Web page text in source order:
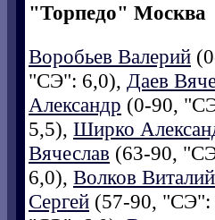
"Торпедо" Москва
Воробьев Валерий
"СЭ": 6,0), Даев
Александр (0-90,
5,5), Ширко
Вячеслав (63-90,
6,0), Волков Виталий
Сергей (57-90,